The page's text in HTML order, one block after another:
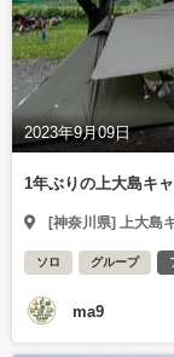
2023年9月09日
1年ぶりの上大島キ
[神奈川県] 上大島
ソロ グループ
ma9